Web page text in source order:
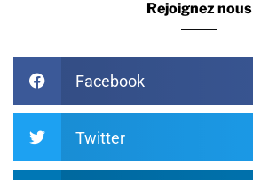
Rejoignez nous
Facebook
Twitter